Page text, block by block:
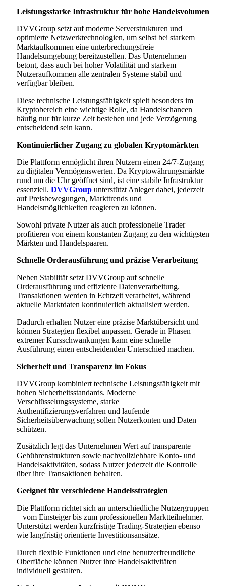
Leistungsstarke Infrastruktur für hohe Handelsvolumen
DVVGroup setzt auf moderne Serverstrukturen und
optimierte Netzwerktechnologien, um selbst bei starkem
Marktaufkommen eine unterbrechungsfreie
Handelsumgebung bereitzustellen. Das Unternehmen
betont, dass auch bei hoher Volatilität und starkem
Nutzeraufkommen alle zentralen Systeme stabil und
verfügbar bleiben.
Diese technische Leistungsfähigkeit spielt besonders im
Kryptobereich eine wichtige Rolle, da Handelschancen
häufig nur für kurze Zeit bestehen und jede Verzögerung
entscheidend sein kann.
Kontinuierlicher Zugang zu globalen Kryptomärkten
Die Plattform ermöglicht ihren Nutzern einen 24/7-Zugang
zu digitalen Vermögenswerten. Da Kryptowährungsmärkte
rund um die Uhr geöffnet sind, ist eine stabile Infrastruktur
essenziell. DVVGroup unterstützt Anleger dabei, jederzeit
auf Preisbewegungen, Markttrends und
Handelsmöglichkeiten reagieren zu können.
Sowohl private Nutzer als auch professionelle Trader
profitieren von einem konstanten Zugang zu den wichtigsten
Märkten und Handelspaaren.
Schnelle Orderausführung und präzise Verarbeitung
Neben Stabilität setzt DVVGroup auf schnelle
Orderausführung und effiziente Datenverarbeitung.
Transaktionen werden in Echtzeit verarbeitet, während
aktuelle Marktdaten kontinuierlich aktualisiert werden.
Dadurch erhalten Nutzer eine präzise Marktübersicht und
können Strategien flexibel anpassen. Gerade in Phasen
extremer Kursschwankungen kann eine schnelle
Ausführung einen entscheidenden Unterschied machen.
Sicherheit und Transparenz im Fokus
DVVGroup kombiniert technische Leistungsfähigkeit mit
hohen Sicherheitsstandards. Moderne
Verschlüsselungssysteme, starke
Authentifizierungsverfahren und laufende
Sicherheitsüberwachung sollen Nutzerkonten und Daten
schützen.
Zusätzlich legt das Unternehmen Wert auf transparente
Gebührenstrukturen sowie nachvollziehbare Konto- und
Handelsaktivitäten, sodass Nutzer jederzeit die Kontrolle
über ihre Transaktionen behalten.
Geeignet für verschiedene Handelsstrategien
Die Plattform richtet sich an unterschiedliche Nutzergruppen
– vom Einsteiger bis zum professionellen Marktteilnehmer.
Unterstützt werden kurzfristige Trading-Strategien ebenso
wie langfristig orientierte Investitionsansätze.
Durch flexible Funktionen und eine benutzerfreundliche
Oberfläche können Nutzer ihre Handelsaktivitäten
individuell gestalten.